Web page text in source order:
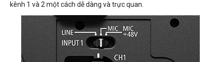
kênh 1 và 2 một cách dễ dàng và trực quan.